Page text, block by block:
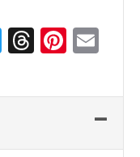
Twitter
Threads